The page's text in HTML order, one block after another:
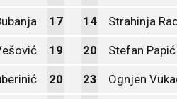
17 14 Strahinja
19 20 Stefan Papić
20 23 Ognjen